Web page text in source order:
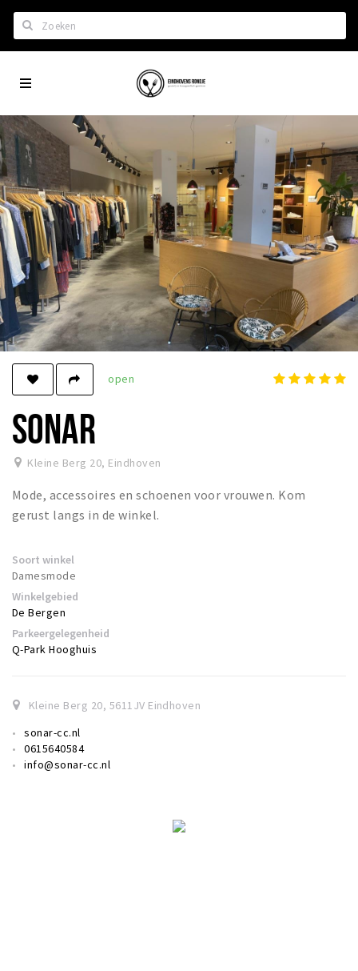
Home
Het laatste nieuws in Eindhoven
Lijstjes met Eindhoven tips
Roddels...
Restaurants en meer
Agenda
Hotels
Eindhovense Rondjes
Te koop en te huur
Winkels
Aanbiedingen
Ook reclame maken?
Over Eindhovens Rondje
City
open
SONAR
Kleine Berg 20, Eindhoven
Mode, accessoires en schoenen voor vrouwen. Kom
gerust langs in de winkel.
Soort winkel
Damesmode
Winkelgebied
De Bergen
Parkeergelegenheid
Q-Park Hooghuis
Kleine Berg 20, 5611JV Eindhoven
sonar-cc.nl
0615640584
info@sonar-cc.nl